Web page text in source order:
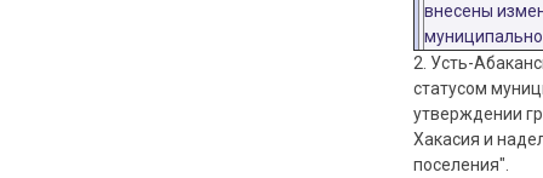
внесены
2. Усть-
статусом
утверждении
Хакасия и
поселения".